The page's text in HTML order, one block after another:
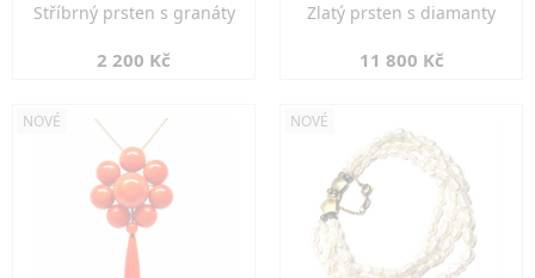
Stříbrný prsten s granáty
2 200 Kč
Zlatý prsten s diamanty
11 800 Kč
NOVÉ NOVÉ